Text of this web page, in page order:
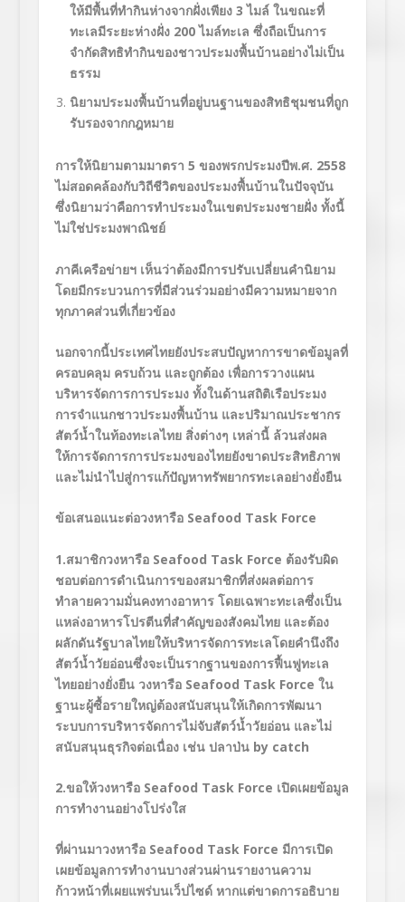
ให้มีพื้นที่ทำกินห่างจากฝั่งเพียง 3 ไมล์ ในขณะที่
ทะเลมีระยะห่างฝั่ง 200 ไมล์ทะเล ซึ่งถือเป็นการ
จำกัดสิทธิทำกินของชาวประมงพื้นบ้านอย่างไม่เป็น
ธรรม
นิยามประมงพื้นบ้านที่อยู่บนฐานของสิทธิชุมชนที่ถูก
รับรองจากกฎหมาย
การให้นิยามตามมาตรา 5 ของพรกประมงปีพ.ศ. 2558
ไม่สอดคล้องกับวิถีชีวิตของประมงพื้นบ้านในปัจจุบัน
ซึ่งนิยามว่าคือการทำประมงในเขตประมงชายฝั่ง ทั้งนี้
ไม่ใช่ประมงพาณิชย์
ภาคีเครือข่ายฯ เห็นว่าต้องมีการปรับเปลี่ยนคำนิยาม
โดยมีกระบวนการที่มีส่วนร่วมอย่างมีความหมายจาก
ทุกภาคส่วนที่เกี่ยวข้อง
นอกจากนี้ประเทศไทยยังประสบปัญหาการขาดข้อมูลที่
ครอบคลุม ครบถ้วน และถูกต้อง เพื่อการวางแผน
บริหารจัดการการประมง ทั้งในด้านสถิติเรือประมง
การจำแนกชาวประมงพื้นบ้าน และปริมาณประชากร
สัตว์น้ำในท้องทะเลไทย สิ่งต่างๆ เหล่านี้ ล้วนส่งผล
ให้การจัดการการประมงของไทยยังขาดประสิทธิภาพ
และไม่นำไปสู่การแก้ปัญหาทรัพยากรทะเลอย่างยั่งยืน
ข้อเสนอแนะต่อวงหารือ Seafood Task Force
1.สมาชิกวงหารือ Seafood Task Force ต้องรับผิด
ชอบต่อการดำเนินการของสมาชิกที่ส่งผลต่อการ
ทำลายความมั่นคงทางอาหาร โดยเฉพาะทะเลซึ่งเป็น
แหล่งอาหารโปรตีนที่สำคัญของสังคมไทย และต้อง
ผลักดันรัฐบาลไทยให้บริหารจัดการทะเลโดยคำนึงถึง
สัตว์น้ำวัยอ่อนซึ่งจะเป็นรากฐานของการฟื้นฟูทะเล
ไทยอย่างยั่งยืน วงหารือ Seafood Task Force ใน
ฐานะผู้ซื้อรายใหญ่ต้องสนับสนุนให้เกิดการพัฒนา
ระบบการบริหารจัดการไม่จับสัตว์น้ำวัยอ่อน และไม่
สนับสนุนธุรกิจต่อเนื่อง เช่น ปลาป่น by catch
2.ขอให้วงหารือ Seafood Task Force เปิดเผยข้อมูล
การทำงานอย่างโปร่งใส
ที่ผ่านมาวงหารือ Seafood Task Force มีการเปิด
เผยข้อมูลการทำงานบางส่วนผ่านรายงานความ
ก้าวหน้าที่เผยแพร่บนเว็ปไซด์ หากแต่ขาดการอธิบาย